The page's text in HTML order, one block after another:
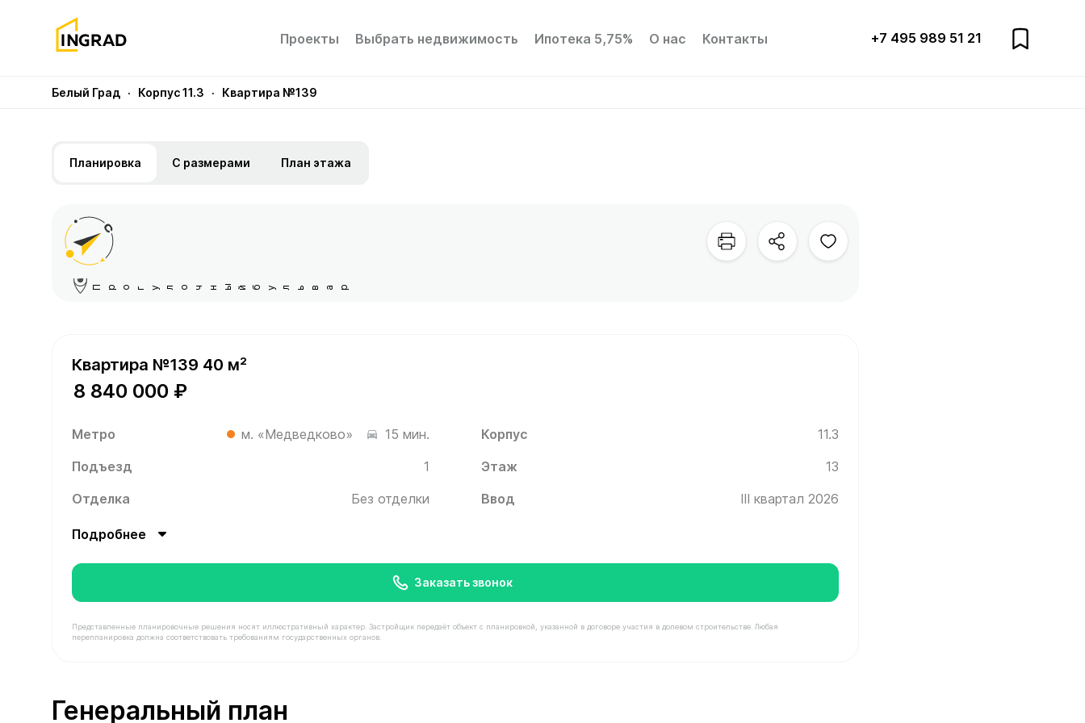
Проекты Выбрать недвижимость Ипотека 5,75% О нас Контакты +7 495 989 51 21
Белый Град · Корпус 11.3 · Квартира №139
Планировка С размерами План этажа
Прогулочный бульвар
Квартира №139 40 м²
8 840 000 ₽
Метро м. «Медведково» 15 мин. Корпус 11.3
Подъезд 1 Этаж
13
Отделка
Без отделки Ввод III квартал 2026
Подробнее
Заказать звонок
Представленные планировочные решения носят иллюстративный характер. Застройщик передаёт объект с планировкой, указанной в договоре участия в долевом строительстве. Любая
перепланировка должна соответствовать требованиям государственных органов.
Генеральный план